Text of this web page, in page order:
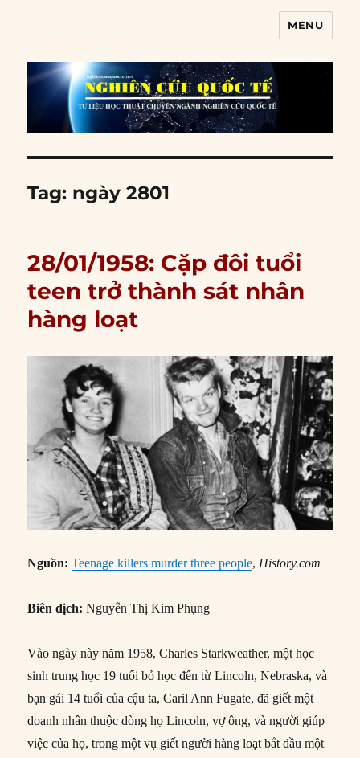
MENU
Tag: ngày 2801
28/01/1958: Cặp đôi tuổi
teen trở thành sát nhân
hàng loạt
Nguồn:Teenage killers murder three people, History.com
Biên dịch:Nguyễn Thị Kim Phụng
Vào ngày này năm 1958, Charles Starkweather, một học
sinh trung học 19 tuổi bỏ học đến từ Lincoln, Nebraska, và
bạn gái 14 tuổi của cậu ta, Caril Ann Fugate, đã giết một
doanh nhân thuộc dòng họ Lincoln, vợ ông, và người giúp
việc của họ, trong một vụ giết người hàng loạt bắt đầu một